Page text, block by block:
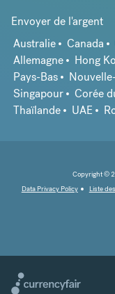
Envoyer de l'argent
Australie
Canada
Allemagne
Hong
Pays-Bas
Singapour
Corée
Thaïlande
UAE
Copyright ©
Data Privacy Policy
Liste